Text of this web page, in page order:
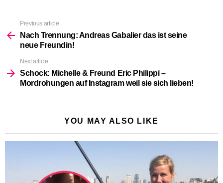
more
Previous article
Nach Trennung: Andreas Gabalier das ist seine
neue Freundin!
Next article
Schock: Michelle & Freund Eric Philippi –
Mordrohungen auf Instagram weil sie sich lieben!
YOU MAY ALSO LIKE